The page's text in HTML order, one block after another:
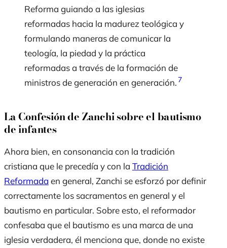
Reforma guiando a las iglesias
reformadas hacia la madurez teológica y
formulando maneras de comunicar la
teología, la piedad y la práctica
reformadas a través de la formación de
ministros de generación en generación. 7
La Confesión de Zanchi sobre el bautismo
de infantes
Ahora bien, en consonancia con la tradición
cristiana que le precedía y con la Tradición
Reformada en general, Zanchi se esforzó por definir
correctamente los sacramentos en general y el
bautismo en particular. Sobre esto, el reformador
confesaba que el bautismo es una marca de una
iglesia verdadera, él menciona que, donde no existe